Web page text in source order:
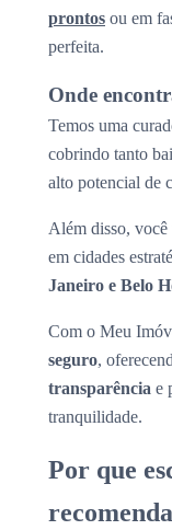
prontos ou em
perfeita.
Onde
Temos uma
cobrindo tanto
alto potencial de
Além disso, você
em cidades
Janeiro e Belo
Com o Meu
seguro,
transparência e
tranquilidade.
Por que